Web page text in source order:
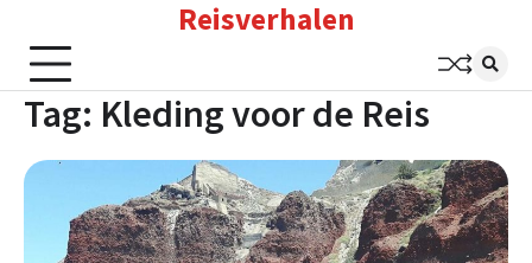
content
Reisverhalen
Tag: Kleding voor de Reis